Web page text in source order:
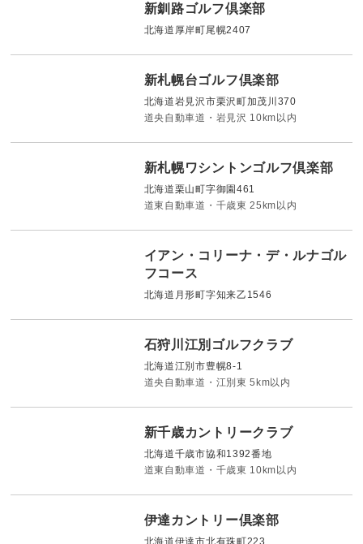
新釧路ゴルフ倶楽部
北海道厚岸町尾幌2407
新札幌台ゴルフ倶楽部
北海道岩見沢市栗沢町加茂川370
道央自動車道・岩見沢 10km以内
新札幌ワシントンゴルフ倶楽部
北海道栗山町字御園461
道東自動車道・千歳東 25km以内
イアン・コリーナ・デ・ルナゴル
フコース
北海道月形町字知来乙1546
石狩川江別ゴルフクラブ
北海道江別市豊幌8-1
道央自動車道・江別東 5km以内
新千歳カントリークラブ
北海道千歳市協和1392番地
道東自動車道・千歳東 10km以内
伊達カントリー倶楽部
北海道伊達市北有珠町223